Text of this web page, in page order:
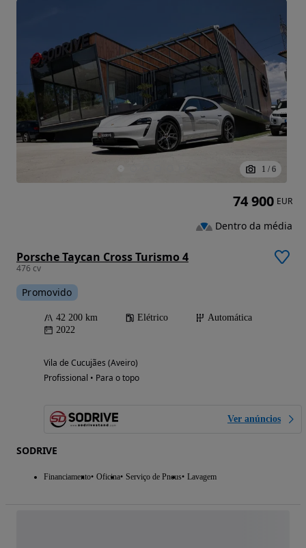
1 / 6
Porsche Taycan Cross Turismo 4
476 cv
Promovido
42 200 km Elétrico
Automática
2022
Vila de Cucujães (Aveiro)
Profissional • Para o topo
Ver anúncios
SODRIVE
Financiamento Oficina Serviço de Pneus Lavagem
74 900 EUR
Dentro da média